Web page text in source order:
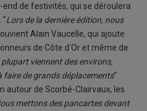
de festivités, qui se déroulera
"Lors de la dernière édition, nous
Alain Vaucelle, qui ajoute
de Côte d'Or et même de
plupart viennent des environs,
faire de grands déplacements".
autour de Scorbé-Clairvaux, les
mettons des pancartes devant